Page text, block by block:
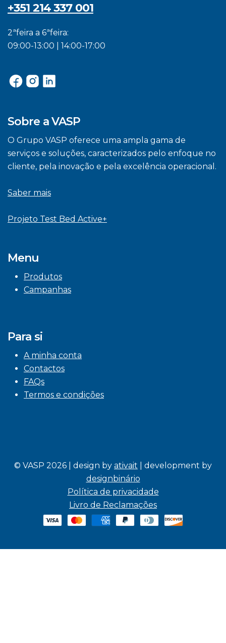
+351 214 337 001
2ªfeira a 6ªfeira:
09:00-13:00 | 14:00-17:00
Sobre a VASP
O Grupo VASP oferece uma ampla gama de
serviços e soluções, caracterizados pelo enfoque no
cliente, pela inovação e pela excelência operacional.
Saber mais
Projeto Test Bed Active+
Menu
Produtos
Campanhas
Para si
A minha conta
Contactos
FAQs
Termos e condições
© VASP 2026 | design by ativait | development by
designbinário
Política de privacidade
Livro de Reclamações